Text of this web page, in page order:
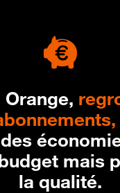
Orange,
mais
la qualité.